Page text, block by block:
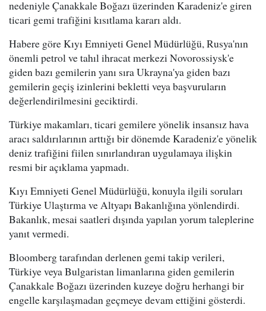
nedeniyle Çanakkale Boğazı üzerinden Karadeniz'e giren
ticari gemi trafiğini kısıtlama kararı aldı.
Habere göre Kıyı Emniyeti Genel Müdürlüğü, Rusya'nın
önemli petrol ve tahıl ihracat merkezi Novorossiysk'e
giden bazı gemilerin yanı sıra Ukrayna'ya giden bazı
gemilerin geçiş izinlerini bekletti veya başvuruların
değerlendirilmesini geciktirdi.
Türkiye makamları, ticari gemilere yönelik insansız hava
aracı saldırılarının arttığı bir dönemde Karadeniz'e yönelik
deniz trafiğini fiilen sınırlandıran uygulamaya ilişkin
resmi bir açıklama yapmadı.
Kıyı Emniyeti Genel Müdürlüğü, konuyla ilgili soruları
Türkiye Ulaştırma ve Altyapı Bakanlığına yönlendirdi.
Bakanlık, mesai saatleri dışında yapılan yorum taleplerine
yanıt vermedi.
Bloomberg tarafından derlenen gemi takip verileri,
Türkiye veya Bulgaristan limanlarına giden gemilerin
Çanakkale Boğazı üzerinden kuzeye doğru herhangi bir
engelle karşılaşmadan geçmeye devam ettiğini gösterdi.